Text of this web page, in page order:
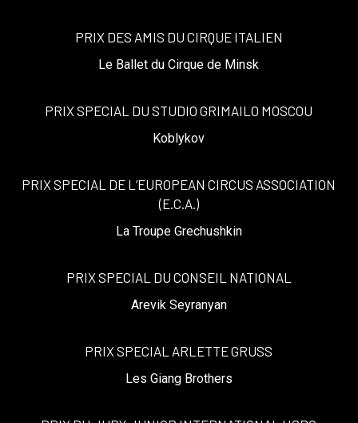
PRIX DES AMIS DU CIRQUE ITALIEN
Le Ballet du Cirque de Minsk
PRIX SPECIAL DU STUDIO GRIMAILO MOSCOU
Koblykov
PRIX SPECIAL DE L’EUROPEAN CIRCUS ASSOCIATION
(E.C.A.)
La Troupe Grechushkin
PRIX SPECIAL DU CONSEIL NATIONAL
Arevik Seyranyan
PRIX SPECIAL ARLETTE GRUSS
Les Giang Brothers